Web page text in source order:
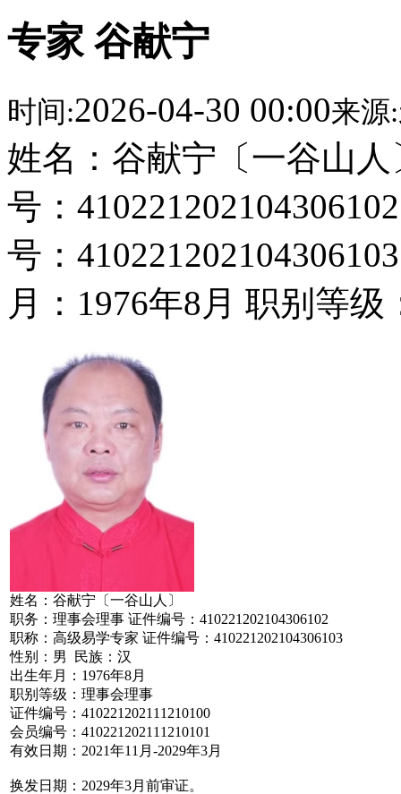
专家 谷献宁
时间:2026-04-30 00:00来源:
姓名：谷献宁〔一谷山
号：
号：
月：1976年8月 职别等
姓名：谷献宁〔一谷山人〕
职务：理事会理事 证件编号：410221202104306102
职称：高级易学专家 证件编号：410221202104306103
性别：男 民族：汉
出生年月：1976年8月
职别等级：理事会理事
证件编号：410221202111210100
会员编号：410221202111210101
有效日期：2021年11月-2029年3月
换发日期：2029年3月前审证。